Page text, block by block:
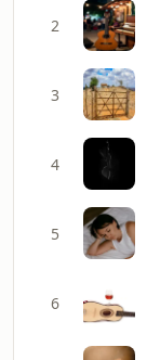
2
3
4
5
6